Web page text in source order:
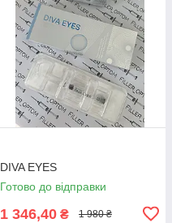
DIVA EYES
Готово до відправки
1 346,40 ₴ 1 980 ₴